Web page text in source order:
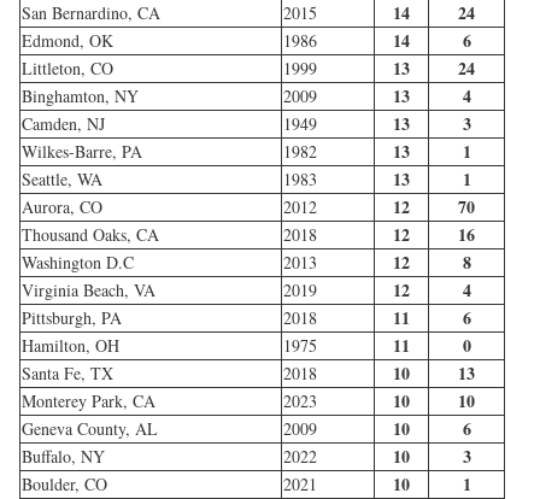
San Bernardino, CA 2015 14 24
Edmond, OK 1986 14 6
Littleton, CO 1999 13 24
Binghamton, NY 2009 13 4
Camden, NJ 1949 13 3
Wilkes-Barre, PA 1982 13 1
Seattle, WA 1983 13 1
Aurora, CO 2012 12 70
Thousand Oaks, CA 2018 12 16
Washington D.C 2013 12 8
Virginia Beach, VA 2019 12 4
Pittsburgh, PA 2018 11 6
Hamilton, OH 1975 11 0
Santa Fe, TX 2018 10 13
Monterey Park, CA 2023 10 10
Geneva County, AL 2009 10 6
Buffalo, NY 2022 10 3
Boulder, CO 2021 10 1